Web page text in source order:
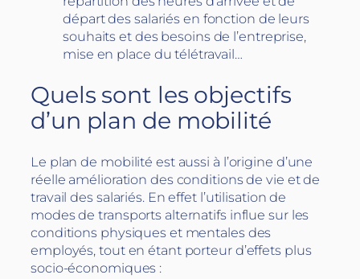
départ des salariés en fonction de leurs
souhaits et des besoins de l’entreprise,
mise en place du télétravail…
Quels sont les objectifs
d’un plan de mobilité
Le plan de mobilité est aussi à l’origine d’une
réelle amélioration des conditions de vie et de
travail des salariés. En effet l’utilisation de
modes de transports alternatifs influe sur les
conditions physiques et mentales des
employés, tout en étant porteur d’effets plus
socio-économiques :